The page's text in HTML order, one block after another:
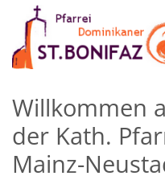
Zum Inhalt springen
Willkommen
der Kath.
Mainz-